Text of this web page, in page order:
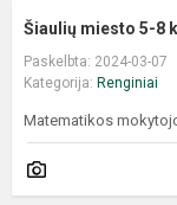
Šiaulių miesto 5-8
Paskelbta: 2024-03-07
Kategorija: Renginiai
Matematikos